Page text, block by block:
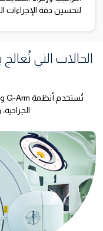
لتحسين دقة الإجراءات
الحالات التي